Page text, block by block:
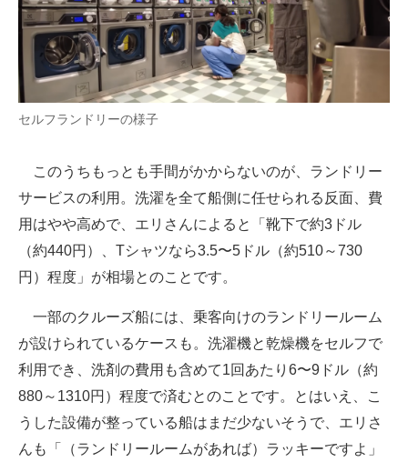
セルフランドリーの様子
このうちもっとも手間がかからないのが、ランドリー
サービスの利用。洗濯を全て船側に任せられる反面、費
用はやや高めで、エリさんによると「靴下で約3ドル
（約440円）、Tシャツなら3.5〜5ドル（約510～730
円）程度」が相場とのことです。
一部のクルーズ船には、乗客向けのランドリールーム
が設けられているケースも。洗濯機と乾燥機をセルフで
利用でき、洗剤の費用も含めて1回あたり6〜9ドル（約
880～1310円）程度で済むとのことです。とはいえ、こ
うした設備が整っている船はまだ少ないそうで、エリさ
んも「（ランドリールームがあれば）ラッキーですよ」